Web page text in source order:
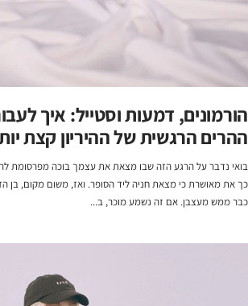
הורמונים, דמעות וסטייל: איך
ההרים הרגשית של ההיריון קצת
בואי נדבר על הרגע הזה שבו מצאת את עצמך בוכה מפרסומת
כך את מאושרת כי מצאת חניה ליד הסופר. ואז, משום מקום, בן
כבר ממש מעצבן. אם זה נשמע מוכר, ב...